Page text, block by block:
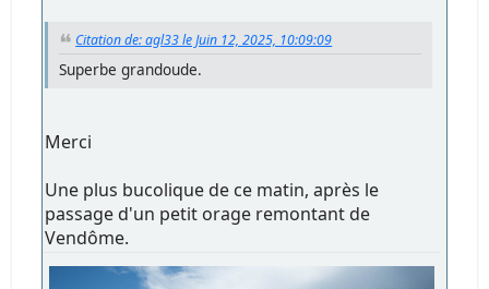
Citation de: agl33 le Juin 12, 2025, 10:09:09
Superbe grandoude.
Merci
Une plus bucolique de ce matin, après le
passage d'un petit orage remontant de
Vendôme.